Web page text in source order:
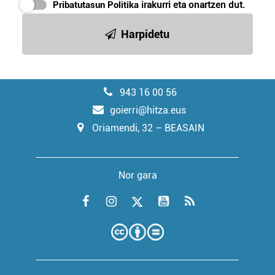
Pribatutasun Politika irakurri eta onartzen dut.
Harpidetu
943 16 00 56
goierri@hitza.eus
Oriamendi, 32 – BEASAIN
Nor gara